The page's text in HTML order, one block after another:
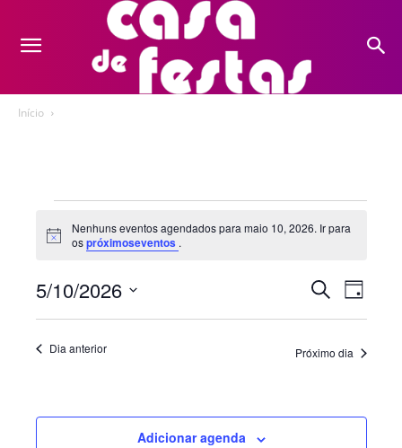
Início
Eventos
for
maio
10,
2026
Notice
Nenhuns eventos agendados para maio 10, 2026. Ir para
ospróximoseventos .
e
visuais
Procurar
do
Dia
5/10/2026
Selecione
Dia anterior Próximo dia
Adicionar agenda